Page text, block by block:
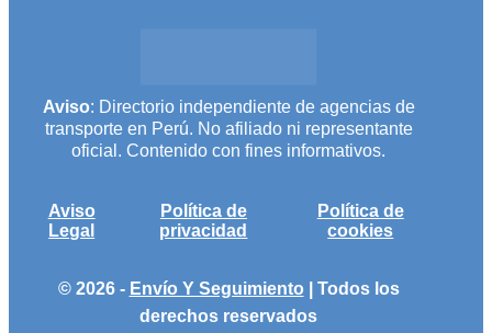
Aviso: Directorio independiente de agencias de
transporte en Perú. No afiliado ni representante
oficial. Contenido con fines informativos.
Aviso
Legal
Política de
privacidad
Política de
cookies
© 2026 - Envío Y Seguimiento | Todos los
derechos reservados